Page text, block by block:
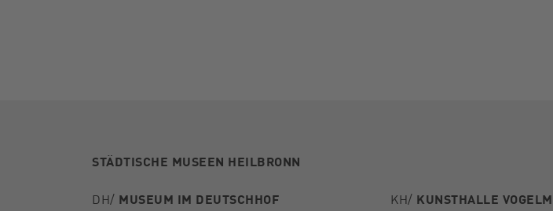
STÄDTISCHE MUSEEN HEILBRONN
DH/ MUSEUM IM DEUTSCHHOF
KH/ KUNSTHALLE